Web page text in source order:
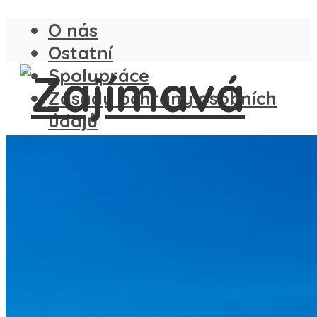
O nás
Ostatní
Spolupráce
Zásady ochrany osobních
údajů